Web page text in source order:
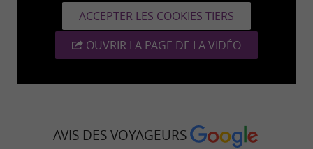
Finalement, c'est l’endroit parfait pour
vie de célibataire ou unteam-building pour les
vous allez adorer buzzer toute la journée !
ACCEPTER LES COOKIES TIERS
OUVRIR LA PAGE DE LA VIDÉO
AVIS DES VOYAGEURS